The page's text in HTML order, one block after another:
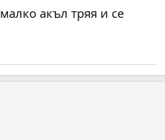
малко акъл тряя и се